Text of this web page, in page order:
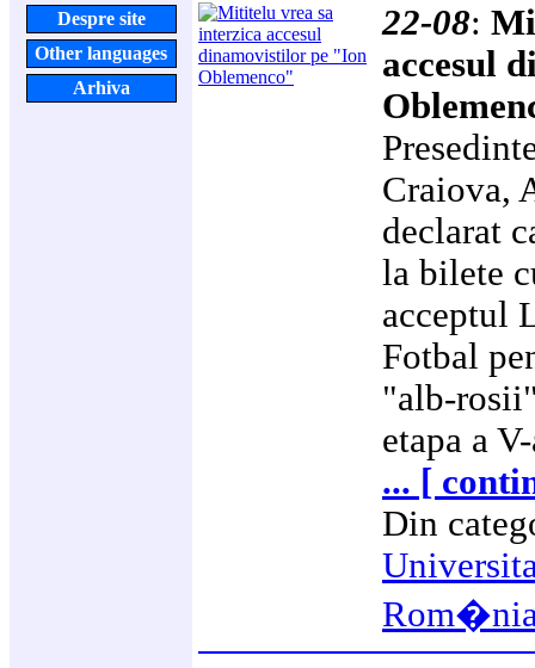
Despre site
Other languages
Arhiva
22-08:
accesul
Craiova,
declarat
la bilete
acceptul
Fotbal
"alb-
etapa a
... [
Din